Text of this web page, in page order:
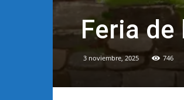
Feria
3 noviembre, 2025 746